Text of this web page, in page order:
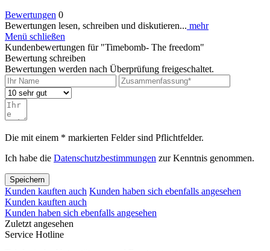
Bewertungen 0
Bewertungen lesen, schreiben und diskutieren... mehr
Menü schließen
Kundenbewertungen für "Timebomb- The freedom"
Bewertung schreiben
Bewertungen werden nach Überprüfung freigeschaltet.
Die mit einem * markierten Felder sind Pflichtfelder.
Ich habe die Datenschutzbestimmungen zur Kenntnis genommen.
Speichern
Kunden kauften auch Kunden haben sich ebenfalls angesehen
Kunden kauften auch
Kunden haben sich ebenfalls angesehen
Zuletzt angesehen
Service Hotline